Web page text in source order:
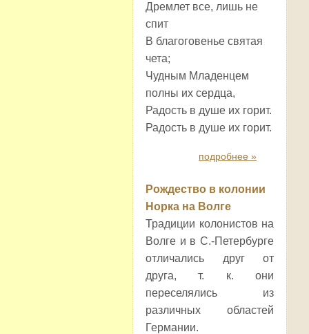
Дремлет все, лишь не
спит
В благоговенье святая
чета;
Чудным Младенцем
полны их сердца,
Радость в душе их горит.
Радость в душе их горит.
подробнее »
Рождество в колонии
Норка на Волге
Традиции колонистов на
Волге и в С.-Петербурге
отличались друг от
друга, т. к. они
переселялись из
различных областей
Германии.